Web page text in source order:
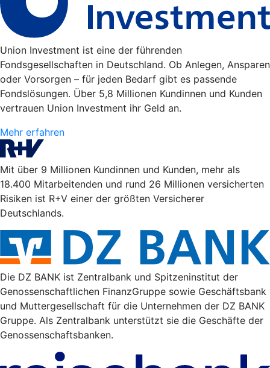
Union Investment ist eine der führenden
Fondsgesellschaften in Deutschland. Ob Anlegen, Ansparen
oder Vorsorgen – für jeden Bedarf gibt es passende
Fondslösungen. Über 5,8 Millionen Kundinnen und Kunden
vertrauen Union Investment ihr Geld an.
Mehr erfahren
Mit über 9 Millionen Kundinnen und Kunden, mehr als
18.400 Mitarbeitenden und rund 26 Millionen versicherten
Risiken ist R+V einer der größten Versicherer
Deutschlands.
Die DZ BANK ist Zentralbank und Spitzeninstitut der
Genossenschaftlichen FinanzGruppe sowie Geschäftsbank
und Muttergesellschaft für die Unternehmen der DZ BANK
Gruppe. Als Zentralbank unterstützt sie die Geschäfte der
Genossenschaftsbanken.